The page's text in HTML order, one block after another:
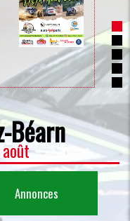
Béarn
Annonces